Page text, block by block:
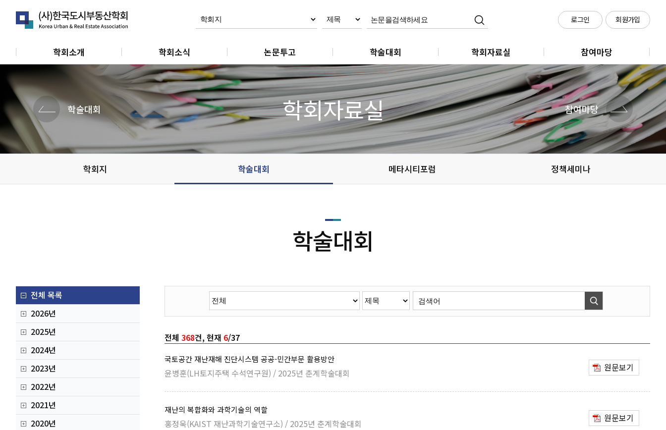
로그인 회원가입
학회소개
연혁
정관
학회소식
공지사항
학회활동
관련소식
개인회원동정
단체 및 기관소식
논문투고
논문제출
논문 작성지침
논문 편집규정
논문 윤리규정
학술대회
춘계학술대회
추계학술대회
학회자료실
학회지
학술대회
메타시티포럼
정책세미나
참여마당
클라우드 회의실 신청
학술대회 학회자료실 참여마당
학회지 학술대회 메타시티포럼 정책세미나
학술대회
전체 목록
2026년
2025년
2024년
2023년
2022년
2021년
2020년
전체 368건, 현재 6/37
국토공간 재난재해 진단시스템 공공-민간부문 활용방안
윤병훈(LH토지주택 수석연구원) / 2025년 춘계학술대회 원문보기
재난의 복합화와 과학기술의 역할
홍정욱(KAIST 재난과학기술연구소) / 2025년 춘계학술대회 원문보기